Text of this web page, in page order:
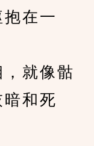
在一
就像骷
和死